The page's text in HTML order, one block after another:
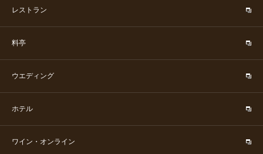
レストラン
料亭
ウエディング
ホテル
ワイン・オンライン